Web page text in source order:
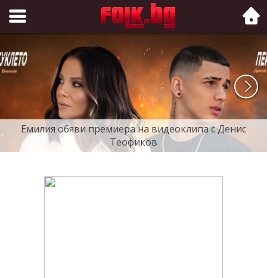
Folk.bg
Емилия обяви премиера на видеоклипа с Денис
Теофиков